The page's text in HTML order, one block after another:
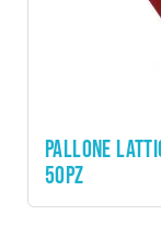
PALLONE
50PZ